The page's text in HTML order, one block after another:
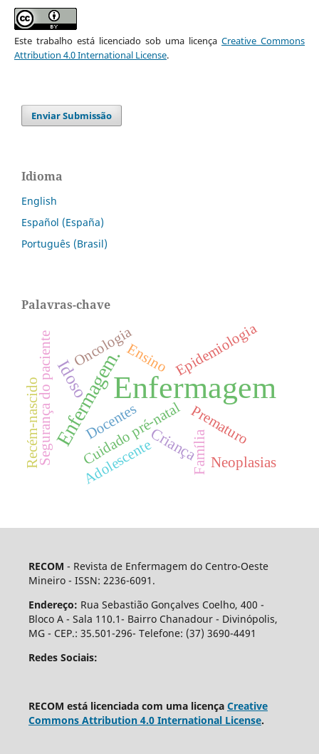
Este trabalho está licenciado sob uma licençaCreative Commons
Attribution 4.0 International License.
Enviar Submissão
Idioma
English
Español (España)
Português (Brasil)
Palavras-chave
Enfermagem
Enfermagem.
Idoso
Criança
Cuidado pré-natal
Adolescente Família
Ensino Epidemiologia
Segurança do paciente
Recém-nascido Neoplasias
Oncologia
Docentes Prematuro
RECOM - Revista de Enfermagem do Centro-Oeste
Mineiro - ISSN: 2236-6091.
Endereço: Rua Sebastião Gonçalves Coelho, 400 -
Bloco A - Sala 110.1- Bairro Chanadour - Divinópolis,
MG - CEP.: 35.501-296- Telefone: (37) 3690-4491
Redes Sociais:
RECOM está licenciada com uma licença Creative
Commons Attribution 4.0 International License.